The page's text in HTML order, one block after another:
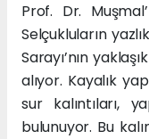
Prof. Dr.
Selçukluların
Sarayı’nın
alıyor. Kayalık
sur kalıntıları,
bulunuyor. Bu